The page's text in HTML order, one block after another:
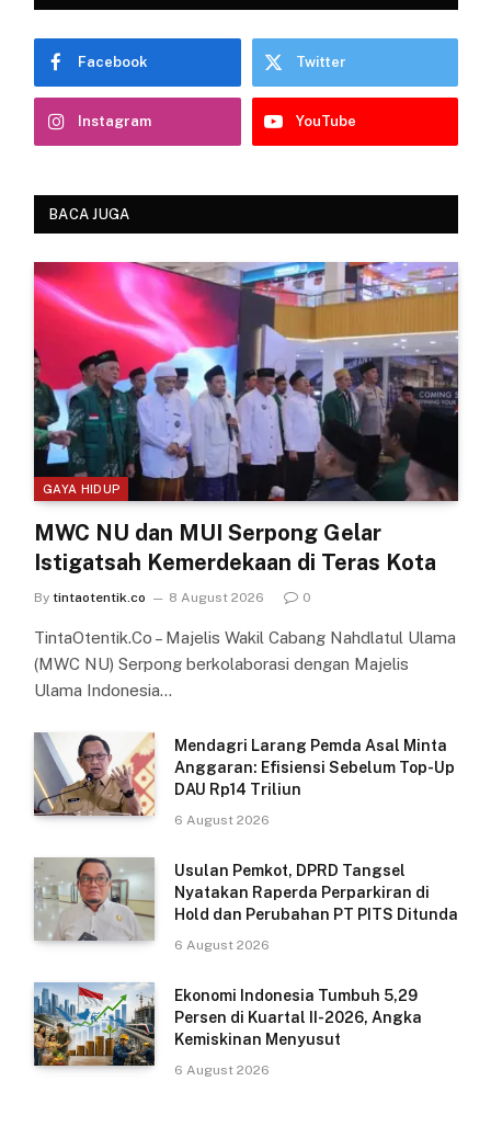
Facebook Twitter
Instagram YouTube
BACA JUGA
GAYA HIDUP
MWC NU dan MUI Serpong Gelar
Istigatsah Kemerdekaan di Teras Kota
By tintaotentik.co 8 August 2026 0
TintaOtentik.Co – Majelis Wakil Cabang Nahdlatul Ulama
(MWC NU) Serpong berkolaborasi dengan Majelis
Ulama Indonesia…
Mendagri Larang Pemda Asal Minta
Anggaran: Efisiensi Sebelum Top-Up
DAU Rp14 Triliun
6 August 2026
Usulan Pemkot, DPRD Tangsel
Nyatakan Raperda Perparkiran di
Hold dan Perubahan PT PITS Ditunda
6 August 2026
Ekonomi Indonesia Tumbuh 5,29
Persen di Kuartal II-2026, Angka
Kemiskinan Menyusut
6 August 2026